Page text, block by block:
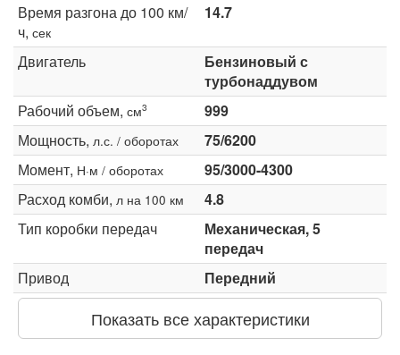
Время разгона до 100 км/
ч, сек
14.7
Двигатель
Бензиновый с
турбонаддувом
Рабочий объем, см3
999
Мощность, л.с. / оборотах
75/6200
Момент, Н·м / оборотах
95/3000-4300
Расход комби, л на 100 км
4.8
Тип коробки передач
Механическая, 5
передач
Привод
Передний
Показать все характеристики